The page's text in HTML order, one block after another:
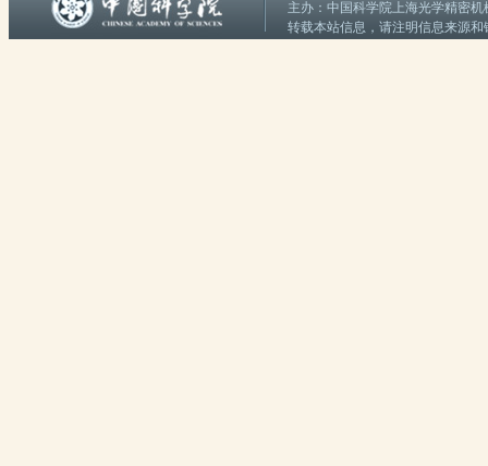
主办：中国科学院上海光学精密
转载本站信息，请注明信息来源和